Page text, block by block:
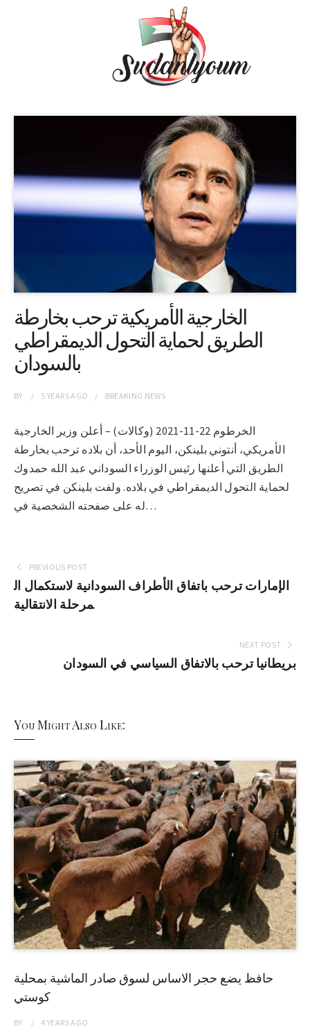
الخارجية الأمريكية ترحب بخارطة
الطريق لحماية التحول الديمقراطي
بالسودان
BY 5 YEARSAGO BREAKING NEWS
الخرطوم 22-11-2021 (وكالات) – أعلن وزير الخارجية
الأمريكي، أنتوني بلينكن، اليوم الأحد، أن بلاده ترحب بخارطة
الطريق التي أعلنها رئيس الوزراء السوداني عبد الله حمدوك
لحماية التحول الديمقراطي في بلاده. ولفت بلينكن في تصريح
له على صفحته الشخصية في…
PREVIOUS POST
الإمارات ترحب باتفاق الأطراف السودانية لاستكمال ال
مرحلة الانتقالية
NEXT POST
بريطانيا ترحب بالاتفاق السياسي في السودان
You Might Also Like:
حافظ يضع حجر الاساس لسوق صادر الماشية بمحلية
كوستي
BY 4 YEARSAGO